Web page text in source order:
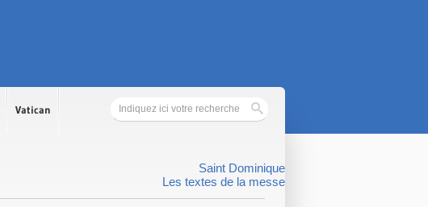
Vatican
Saint Dominique
Les textes de la messe